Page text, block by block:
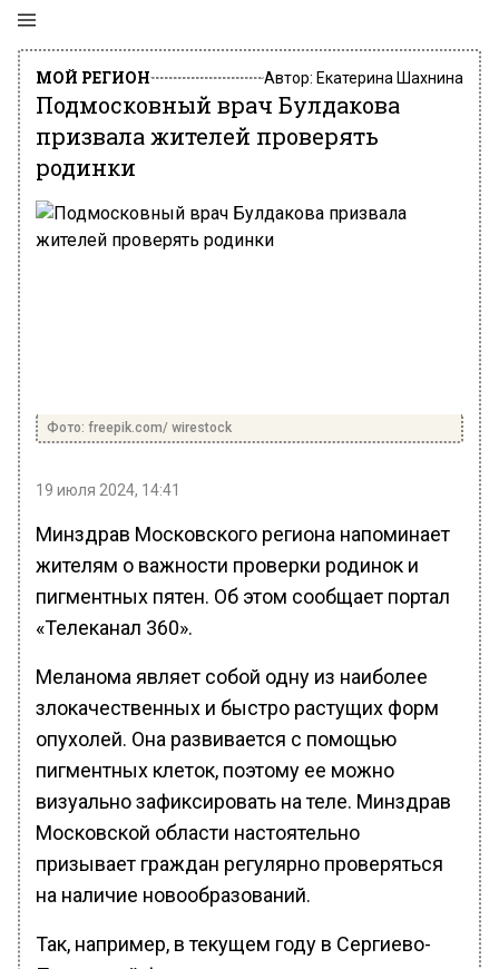
МОЙ РЕГИОН Автор: Екатерина Шахнина
Подмосковный врач Булдакова
призвала жителей проверять
родинки
Фото: freepik.com/ wirestock
19 июля 2024, 14:41
Минздрав Московского региона напоминает
жителям о важности проверки родинок и
пигментных пятен. Об этом сообщает портал
«Телеканал 360».
Меланома являет собой одну из наиболее
злокачественных и быстро растущих форм
опухолей. Она развивается с помощью
пигментных клеток, поэтому ее можно
визуально зафиксировать на теле. Минздрав
Московской области настоятельно
призывает граждан регулярно проверяться
на наличие новообразований.
Так, например, в текущем году в Сергиево-